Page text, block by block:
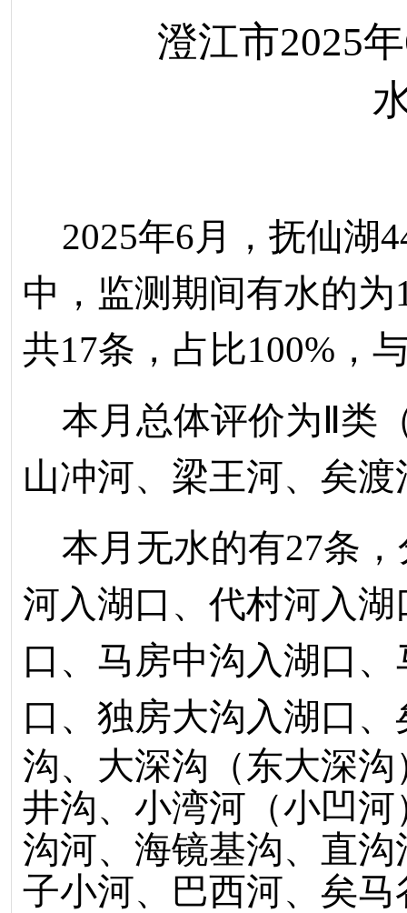
澄江市2025年
2025年6月，抚仙湖
中，监测期间有水的为
共17条，占比100% ，
本月 总体评价为Ⅱ类
山冲河、梁王河、 矣渡
本月 无水的有27条
河入湖口、代村河入
口、马房中沟入湖口
口、独房大沟入湖口
沟、大深沟（东大深
井沟、小湾河（小凹
沟河、海镜基沟、直
子小河、巴西河、矣